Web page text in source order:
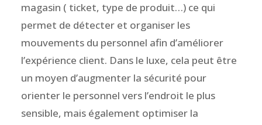
magasin ( ticket, type de produit…) ce qui
permet de détecter et organiser les
mouvements du personnel afin d’améliorer
l’expérience client. Dans le luxe, cela peut être
un moyen d’augmenter la sécurité pour
orienter le personnel vers l’endroit le plus
sensible, mais également optimiser la